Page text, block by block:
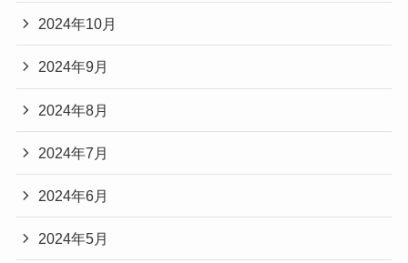
2024年10月
2024年9月
2024年8月
2024年7月
2024年6月
2024年5月